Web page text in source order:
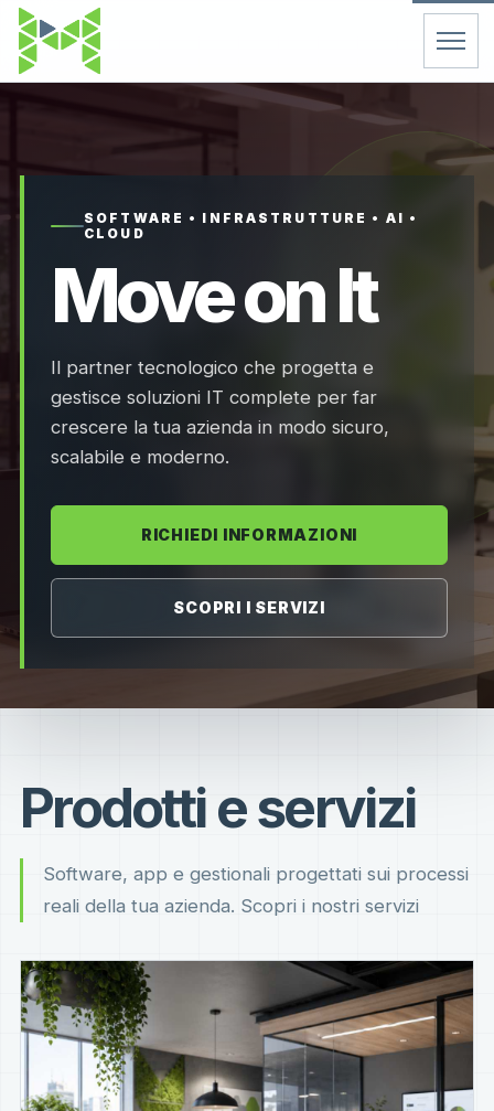
Servizi
Chi Siamo
Contatti
FAQ
Support
SOFTWARE • INFRASTRUTTURE • AI •
CLOUD
Move on It
Il partner tecnologico che progetta e
gestisce soluzioni IT complete per far
crescere la tua azienda in modo sicuro,
scalabile e moderno.
RICHIEDI INFORMAZIONI
SCOPRI I SERVIZI
Prodotti e servizi
Software, app e gestionali progettati sui processi
reali della tua azienda. Scopri i nostri servizi